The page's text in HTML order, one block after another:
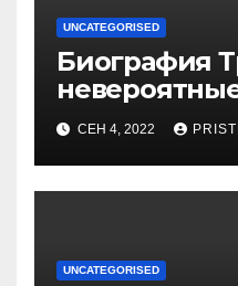
UNCATEGORISED
Биография
искристая
тайная
YouTube
СЕН 4, 2022
UNCATEGORISED